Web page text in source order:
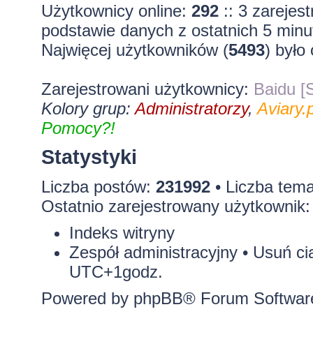
Użytkownicy online: 292:: 3
podstawie danych z ostatnich 5
Najwięcej użytkowników (5493)
Zarejestrowani użytkownicy: Baidu
Kolory grup:Administratorzy,
Pomocy?!
Statystyki
Liczba postów: 231992• Liczba
Ostatnio zarejestrowany
Indeks witryny
Zespół administracyjny• Usuń
UTC+1godz.
Powered by phpBB® Forum